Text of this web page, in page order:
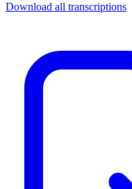
Download all transcriptions